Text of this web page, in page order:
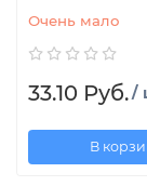
Очень мало
33.10 Руб./
В